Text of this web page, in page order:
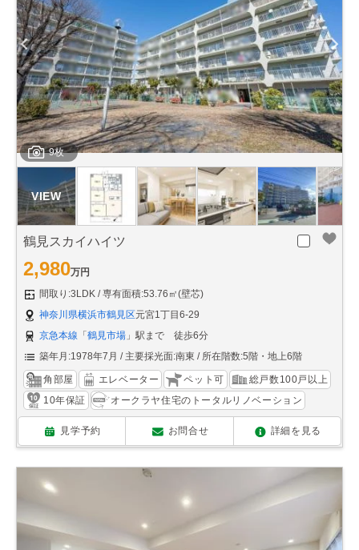
9枚
鶴見スカイハイツ
2,980万円
間取り:3LDK
専有面積:53.76㎡(壁芯)
神奈川県横浜市鶴見区元宮1丁目6-29
京急本線 「 鶴見市場 」駅まで 徒歩6分
築年月:1978年7月
主要採光面:南東 所在階数:5階・地上6階
角部屋 エレベーター ペット可
総戸数100戸以上
10年保証
オークラヤ住宅のトータルリノベーション
見学予約 お問合せ 詳細を見る